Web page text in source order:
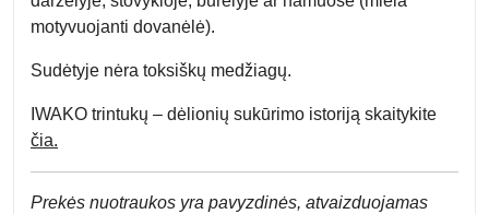
motyvuojanti dovanėlė).
Sudėtyje nėra toksiškų medžiagų.
IWAKO trintukų – dėlionių sukūrimo istoriją skaitykite
čia.
Prekės nuotraukos yra pavyzdinės, atvaizduojamas